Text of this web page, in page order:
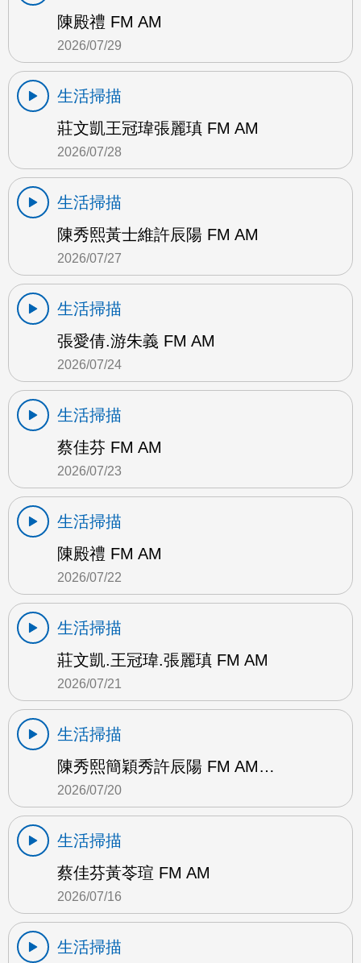
陳殿禮 FM AM
2026/07/29
生活掃描
莊文凱王冠瑋張麗瑱 FM AM
2026/07/28
生活掃描
陳秀熙黃士維許辰陽 FM AM
2026/07/27
生活掃描
張愛倩.游朱義 FM AM
2026/07/24
生活掃描
蔡佳芬 FM AM
2026/07/23
生活掃描
陳殿禮 FM AM
2026/07/22
生活掃描
莊文凱.王冠瑋.張麗瑱 FM AM
2026/07/21
生活掃描
陳秀熙簡穎秀許辰陽 FM AM…
2026/07/20
生活掃描
蔡佳芬黃苓瑄 FM AM
2026/07/16
生活掃描